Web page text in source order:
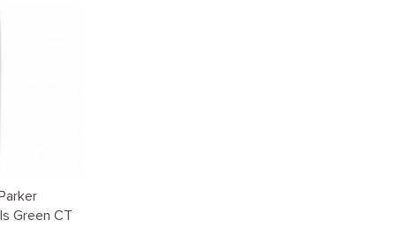
Green CT